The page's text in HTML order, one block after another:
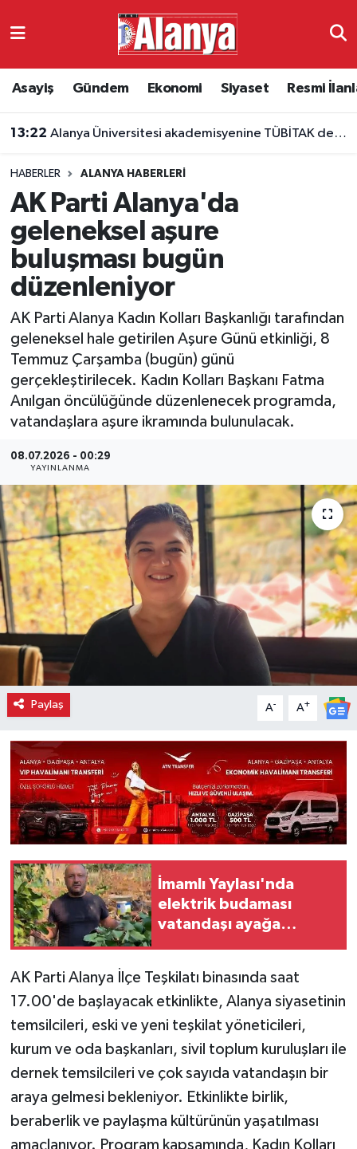
Asayiş Gündem Ekonomi Siyaset Resmi
13:22 Alanya Üniversitesi akademisyenine TÜBİTAK desteği
HABERLER ALANYA HABERLERI
AK Parti Alanya'da
geleneksel aşure
buluşması bugün
düzenleniyor
AK Parti Alanya Kadın Kolları Başkanlığı tarafından
geleneksel hale getirilen Aşure Günü etkinliği, 8
Temmuz Çarşamba (bugün) günü
gerçekleştirilecek. Kadın Kolları Başkanı Fatma
Anılgan öncülüğünde düzenlenecek programda,
vatandaşlara aşure ikramında bulunulacak.
08.07.2026 - 00:29
YAYINLANMA
Paylaş A- A+
İmamlı Yaylası'nda
elektrik budaması
vatandaşı ayağa
AK Parti Alanya İlçe Teşkilatı binasında saat
17.00'de başlayacak etkinlikte, Alanya siyasetinin
temsilcileri, eski ve yeni teşkilat yöneticileri,
kurum ve oda başkanları, sivil toplum kuruluşları ile
dernek temsilcileri ve çok sayıda vatandaşın bir
araya gelmesi bekleniyor. Etkinlikte birlik,
beraberlik ve paylaşma kültürünün yaşatılması
amaçlanıyor. Program kapsamında, Kadın Kolları
Ekonomi
Resmi İlanlar
Alanyaspor
E-Gazete
Antalya Namaz Vakitleri
Süper Lig Puan Durumu ve Fikstür
Tüm Manşetler
Son Dakika Haberleri
Haber Arşivi